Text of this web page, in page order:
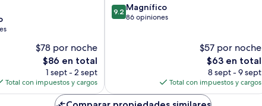
$78 por noche
El
precio
actual
es
$86 en total
1 sept - 2 sept
Total con impuestos y cargos
9.2
de
9.2 Magnífico
86 opiniones
$57 por noche
El
precio
actual
es
de
$63 en total
8 sept - 9 sept
Total con impuestos y cargos